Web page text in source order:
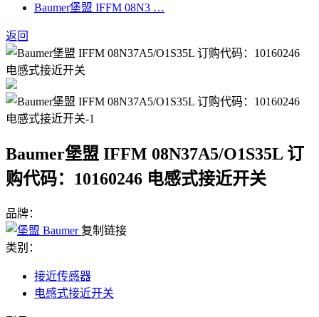
Baumer堡盟 IFFM 08N3 …
返回
Baumer堡盟 IFFM 08N37A5/O1S35L 订
购代码：10160246 电感式接近开关
品牌：
复制链接
类别：
接近传感器
电感式接近开关